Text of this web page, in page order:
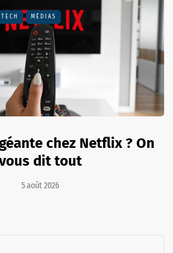
MÉDIAS
chez Netflix ? On
dit tout
5 août 2026